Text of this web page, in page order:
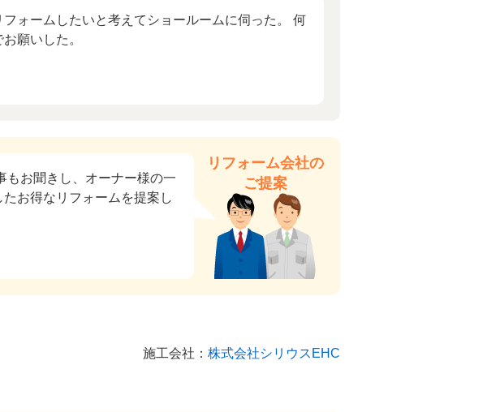
ォームしたいと考えてショールームに伺った。 何
願いした。
リフォーム会社の
ご提案
もお聞きし、オーナー様の一
お得なリフォームを提案し
施工会社： 株式会社シリウスEHC